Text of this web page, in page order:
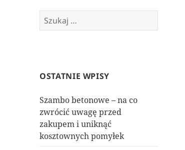
Szukaj:
OSTATNIE WPISY
Szambo betonowe – na co
zwrócić uwagę przed
zakupem i uniknąć
kosztownych pomyłek